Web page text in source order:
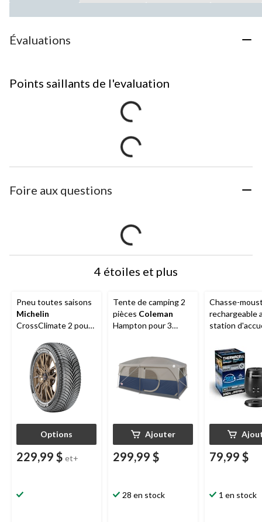
Évaluations
Points saillants de l'evaluation
Foire aux questions
4 étoiles et plus
Pneu toutes saisons
Michelin
CrossClimate 2 pour
et multisegments
Options
229,99 $ et+
Tente de camping 2
pièces Coleman
Hampton pour 3
de pluie et sac de
transport
Ajouter
299,99 $
28 en stock
Chasse-
rechargeable
station
charbon
79,99 $
1 en stock